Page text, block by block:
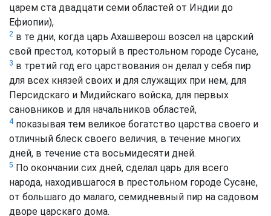
царем ста двадцати семи областей от Индии до
Ефиопии),
2 в те дни, когда царь Ахашверош возсел на царский
свой престол, который в престольном городе Сусане,
3 в третий год его царствования он делал у себя пир
для всех князей своих и для служащих при нем, для
Персидскаго и Мидийскаго войска, для первых
сановников и для начальников областей,
4показывая тем великое богатство царства своего и
отличный блеск своего величия, в течение многих
дней, в течение ста восьмидесяти дней.
5 По окончании сих дней, сделал царь для всего
народа, находившагося в престольном городе Сусане,
от большаго до малаго, семидневный пир на садовом
дворе царскаго дома.